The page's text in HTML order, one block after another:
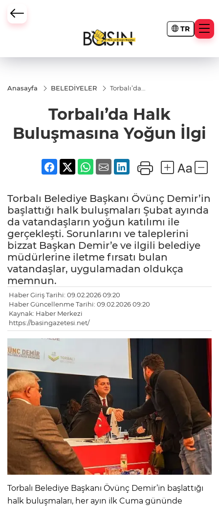
TR
Anasayfa BELEDİYELER
Torbalı’da
Yoğun İlgi
Torbalı’da Halk
Buluşmasına Yoğun İlgi
Torbalı Belediye Başkanı Övünç Demir’in
başlattığı halk buluşmaları Şubat ayında
da vatandaşların yoğun katılımı ile
gerçekleşti. Sorunlarını ve taleplerini
bizzat Başkan Demir’e ve ilgili belediye
müdürlerine iletme fırsatı bulan
vatandaşlar, uygulamadan oldukça
memnun.
Haber Giriş Tarihi: 09.02.2026 09:20
Haber Güncellenme Tarihi: 09.02.2026 09:20
Kaynak: Haber Merkezi
https://basingazetesi.net/
Torbalı Belediye Başkanı Övünç Demir’in başlattığı
halk buluşmaları, her ayın ilk Cuma gününde